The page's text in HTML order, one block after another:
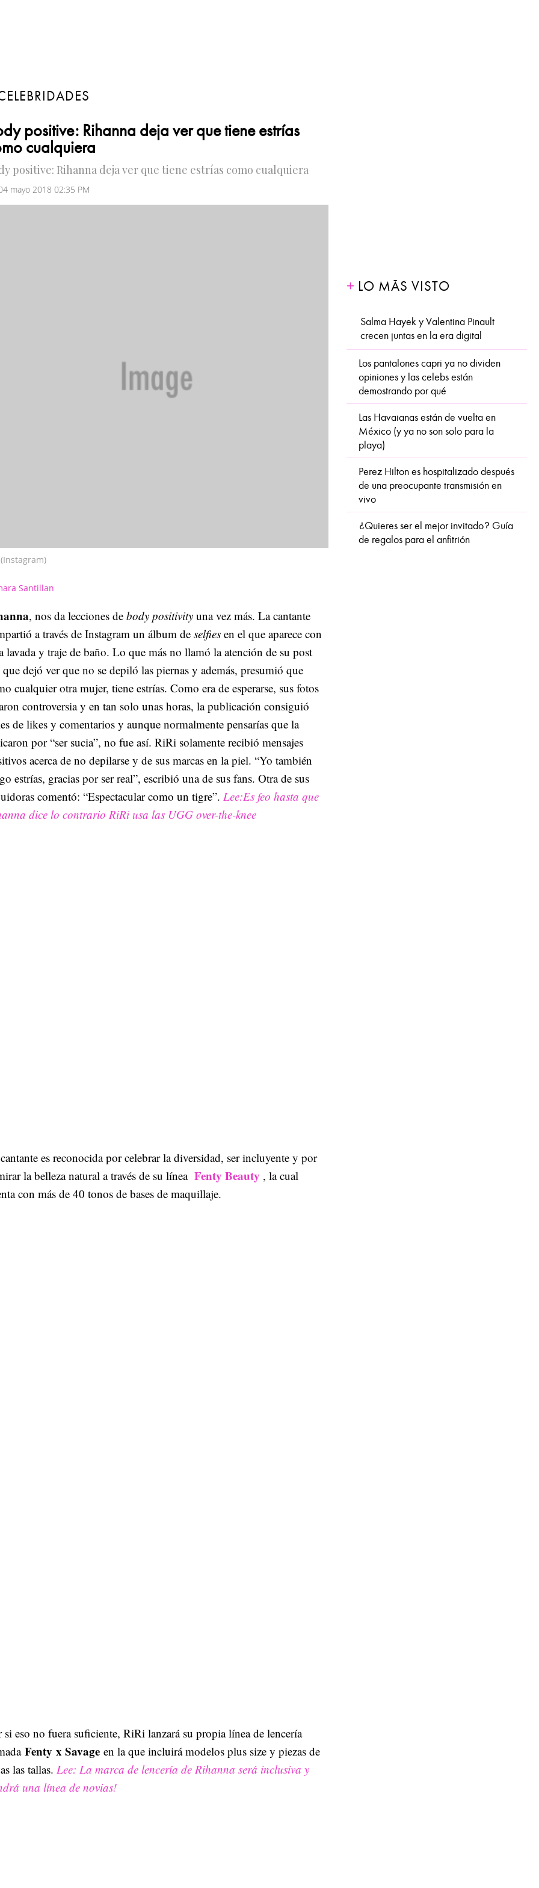
positive: Rihanna deja ver que tiene estrías
cualquiera
positive: Rihanna deja ver que tiene estrías como cualquiera
mayo 2018 02:35 PM
(Instagram)
Santillan
, nos da lecciones de body positivity una vez más. La cantante
a través de Instagram un álbum de selfies en el que aparece con
lavada y traje de baño. Lo que más no llamó la atención de su post
dejó ver que no se depiló las piernas y además, presumió que
cualquier otra mujer, tiene estrías. Como era de esperarse, sus fotos
controversia y en tan solo unas horas, la publicación consiguió
de likes y comentarios y aunque normalmente pensarías que la
por “ser sucia”, no fue así. RiRi solamente recibió mensajes
acerca de no depilarse y de sus marcas en la piel. “Yo también
estrías, gracias por ser real”, escribió una de sus fans. Otra de sus
comentó: “Espectacular como un tigre”. Lee:Es feo hasta que
dice lo contrario RiRi usa las UGG over-the-knee
es reconocida por celebrar la diversidad, ser incluyente y por
la belleza natural a través de su línea Fenty Beauty , la cual
con más de 40 tonos de bases de maquillaje.
si eso no fuera suficiente, RiRi lanzará su propia línea de lencería
Fenty x Savage en la que incluirá modelos plus size y piezas de
las tallas. Lee: La marca de lencería de Rihanna será inclusiva y
una línea de novias!
LO MÁS VISTO
Salma Hayek y Valentina Pinault
crecen juntas en la era digital
Los pantalones capri ya no dividen
opiniones y las celebs están
demostrando por qué
Las Havaianas están de vuelta en
México (y ya no son solo para la
playa)
Perez Hilton es hospitalizado después
de una preocupante transmisión en
vivo
¿Quieres ser el mejor invitado? Guía
de regalos para el anfitrión